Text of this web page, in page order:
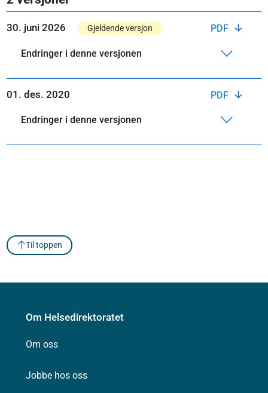
PDF
30. juni 2026 Gjeldende versjon
Endringer i denne versjonen
PDF
01. des. 2020
Endringer i denne versjonen
Til toppen
Om Helsedirektoratet
Om oss
Jobbe hos oss